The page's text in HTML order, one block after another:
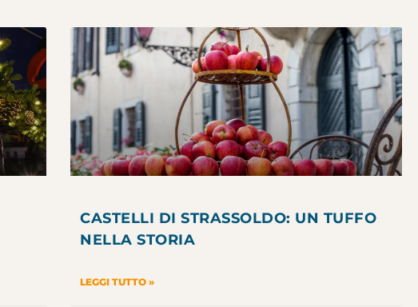
CASTELLI DI STRASSOLDO: UN TUFFO
NELLA STORIA
LEGGI TUTTO »